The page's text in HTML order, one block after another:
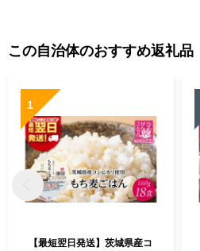
この自治体のおすすめ返礼品
1
【最短翌日発送】茨城県産コ